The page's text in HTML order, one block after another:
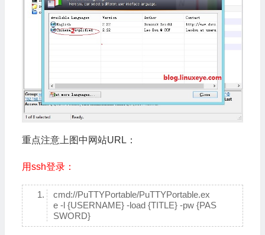
重点注意上图中网站URL：
用ssh登录：
cmd://PuTTYPortable/PuTTYPortable.ex
e -l {USERNAME} -load {TITLE} -pw {PAS
SWORD}